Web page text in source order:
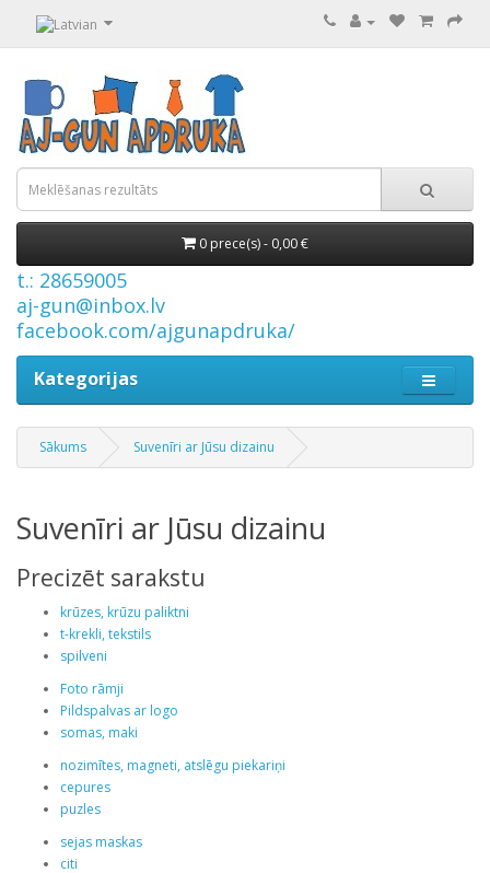
0 prece(s) - 0,00 €
t.: 28659005
aj-gun@inbox.lv
facebook.com/ajgunapdruka/
Kategorijas
Sākums Suvenīri ar Jūsu dizainu
Suvenīri ar Jūsu dizainu
Precizēt sarakstu
krūzes, krūzu paliktni
t-krekli, tekstils
spilveni
Foto rāmji
Pildspalvas ar logo
somas, maki
nozimītes, magneti, atslēgu piekariņi
cepures
puzles
sejas maskas
citi